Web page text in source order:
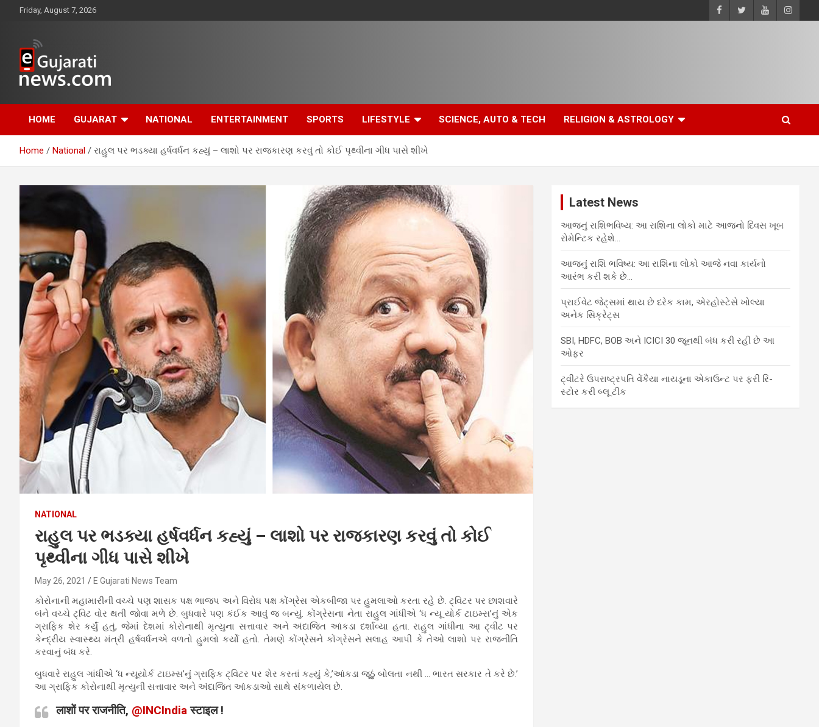
Friday, August 7, 2026
ગુજરાત તેમજ દેશ-
વિદેશના ગુજરાતી સમાચાર
માટેનું વિશ્વસનીય
ગુજરાતી ન્યૂઝ પોર્ટલ
HOME GUJARAT NATIONAL ENTERTAINMENT SPORTS LIFESTYLE SCIENCE, AUTO & TECH RELIGION & ASTROLOGY
Home National રાહુલ પર ભડક્યા હર્ષવર્ધન કહ્યું – લાશો પર રાજકારણ કરવું તો કોઈ પૃથ્વીના ગીધ પાસે શીખે
NATIONAL
રાહુલ પર ભડક્યા હર્ષવર્ધન કહ્યું – લાશો પર રાજકારણ કરવું તો કોઈ
પૃથ્વીના ગીધ પાસે શીખે
May 26, 2021 E Gujarati News Team
કોરોનાની મહામારીની વચ્ચે પણ શાસક પક્ષ ભાજપ અને વિરોધ પક્ષ કોંગ્રેસ એકબીજા પર હુમલાઓ કરતા રહે છે. ટ્વિટર પર છાશવારે
બંને વચ્ચે ટ્વિટ વોર થતી જોવા મળે છે. બુધવારે પણ કંઈક આવું જ બન્યું. કોંગ્રેસના નેતા રાહુલ ગાંધીએ ‘ધ ન્યૂ યોર્ક ટાઇમ્સ’નું એક
ગ્રાફિક શેર કર્યું હતું, જેમાં દેશમાં કોરોનાથી મૃત્યુના સત્તાવાર અને અંદાજિત આંકડા દર્શાવ્યા હતા. રાહુલ ગાંધીના આ ટ્વીટ પર
કેન્દ્રીય સ્વાસ્થ્ય મંત્રી હર્ષવર્ધનએ વળતો હુમલો કર્યો હતો. તેમણે કોંગ્રેસને કોંગ્રેસને સલાહ આપી કે તેઓ લાશો પર રાજનીતિ
કરવાનું બંધ કરે.
બુધવારે રાહુલ ગાંધીએ ‘ધ ન્યૂયોર્ક ટાઇમ્સ’નું ગ્રાફિક ટ્વિટર પર શેર કરતાં કહ્યું કે,’આંકડા જૂઠું બોલતા નથી … ભારત સરકાર તે કરે છે.’
આ ગ્રાફિક કોરોનાથી મૃત્યુની સત્તાવાર અને અંદાજિત આંકડાઓ સાથે સંકળાયેલ છે.
लाशों पर राजनीति, @INCIndiaस्टाइल !
Latest News
આજનું રાશિભવિષ્ય: આ રાશિના લોકો માટે આજનો દિવસ ખૂબ
રોમેન્ટિક રહેશે…
આજનું રાશિ ભવિષ્ય: આ રાશિના લોકો આજે નવા કાર્યનો
આરંભ કરી શકે છે…
પ્રાઈવેટ જેટ્સમાં થાય છે દરેક કામ, એરહોસ્ટેસે ખોલ્યા
અનેક સિક્રેટ્સ
SBI, HDFC, BOB અને ICICI 30 જૂનથી બંધ કરી રહી છે આ
ઓફર
ટ્વીટરે ઉપરાષ્ટ્રપતિ વેંકૈયા નાયડૂના એકાઉન્ટ પર ફરી રિ-
સ્ટોર કરી બ્લૂ ટીક